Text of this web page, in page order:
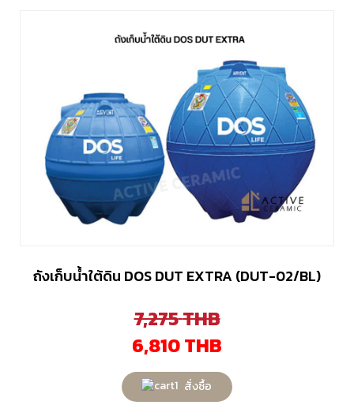
ถังเก็บน้ำใต้ดิน DOS DUT EXTRA (DUT-02/BL)
7,275THB
6,810THB
สั่งซื้อ